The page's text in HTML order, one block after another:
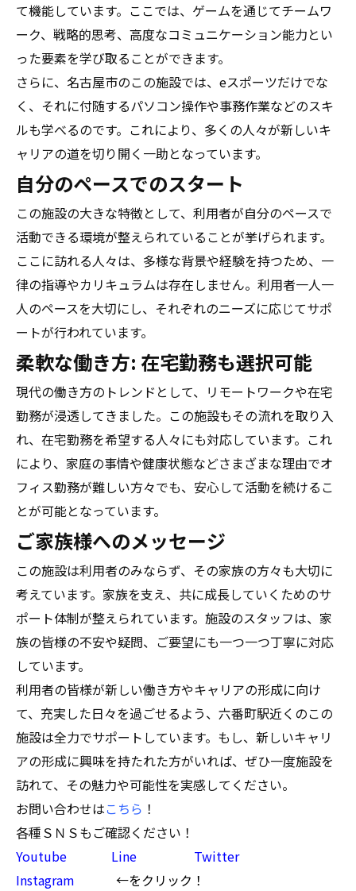
て機能しています。ここでは、ゲームを通じてチームワ
ーク、戦略的思考、高度なコミュニケーション能力とい
った要素を学び取ることができます。
さらに、名古屋市のこの施設では、eスポーツだけでな
く、それに付随するパソコン操作や事務作業などのスキ
ルも学べるのです。これにより、多くの人々が新しいキ
ャリアの道を切り開く一助となっています。
自分のペースでのスタート
この施設の大きな特徴として、利用者が自分のペースで
活動できる環境が整えられていることが挙げられます。
ここに訪れる人々は、多様な背景や経験を持つため、一
律の指導やカリキュラムは存在しません。利用者一人一
人のペースを大切にし、それぞれのニーズに応じてサポ
ートが行われています。
柔軟な働き方: 在宅勤務も選択可能
現代の働き方のトレンドとして、リモートワークや在宅
勤務が浸透してきました。この施設もその流れを取り入
れ、在宅勤務を希望する人々にも対応しています。これ
により、家庭の事情や健康状態などさまざまな理由でオ
フィス勤務が難しい方々でも、安心して活動を続けるこ
とが可能となっています。
ご家族様へのメッセージ
この施設は利用者のみならず、その家族の方々も大切に
考えています。家族を支え、共に成長していくためのサ
ポート体制が整えられています。施設のスタッフは、家
族の皆様の不安や疑問、ご要望にも一つ一つ丁寧に対応
しています。
利用者の皆様が新しい働き方やキャリアの形成に向け
て、充実した日々を過ごせるよう、六番町駅近くのこの
施設は全力でサポートしています。もし、新しいキャリ
アの形成に興味を持たれた方がいれば、ぜひ一度施設を
訪れて、その魅力や可能性を実感してください。
お問い合わせはこちら ！
各種ＳＮＳもご確認ください！
Youtube
Line
Twitter
Instagram
←をクリック！